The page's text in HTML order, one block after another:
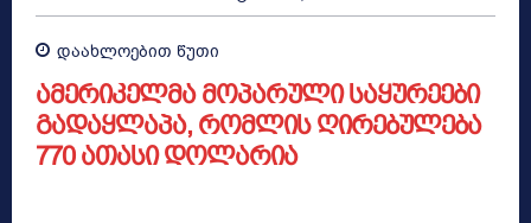
დაახლოებით წუთი
ამერიკელმა მოპარული საყურეები
გადაყლაპა, რომლის ღირებულება
770 ათასი დოლარია